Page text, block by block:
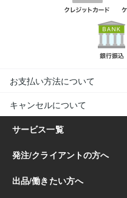
お支払い方法について
キャンセルについて